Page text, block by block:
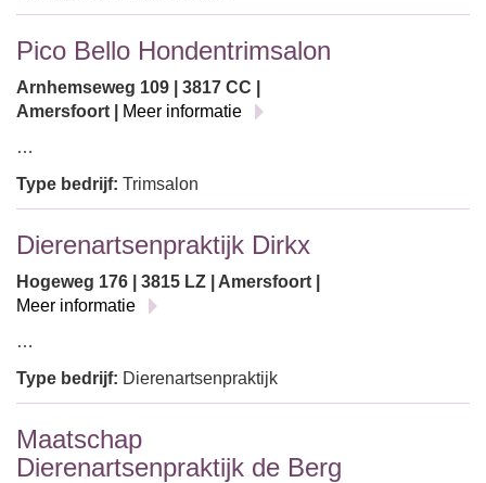
Pico Bello Hondentrimsalon
Arnhemseweg 109 | 3817 CC |
Amersfoort |
Meer informatie
…
Type bedrijf: Trimsalon
Dierenartsenpraktijk Dirkx
Hogeweg 176 | 3815 LZ | Amersfoort |
Meer informatie
…
Type bedrijf: Dierenartsenpraktijk
Maatschap
Dierenartsenpraktijk de Berg